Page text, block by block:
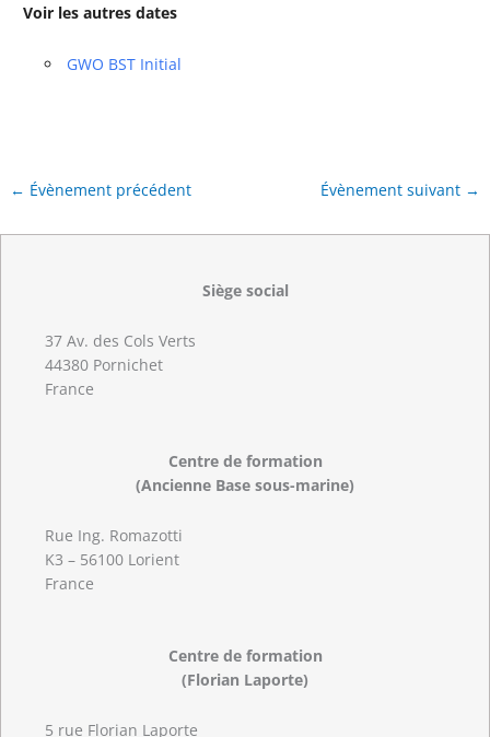
Voir les autres dates
GWO BST Initial
← Évènement précédent Évènement suivant →
Siège social
37 Av. des Cols Verts
44380 Pornichet
France
Centre de formation
(Ancienne Base sous-marine)
Rue Ing. Romazotti
K3 – 56100 Lorient
France
Centre de formation
(Florian Laporte)
5 rue Florian Laporte